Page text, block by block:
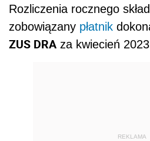
Rozliczenia rocznego
zobowiązany płatnik
ZUS DRA za kwiecień
REKLAMA